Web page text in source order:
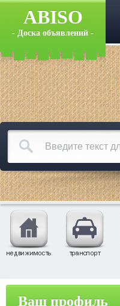
ABISO
- Доска объявлений -
Ваш профиль